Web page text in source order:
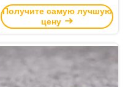
без инструментов
требуется сцепление назад
Получите самую лучшую
цену